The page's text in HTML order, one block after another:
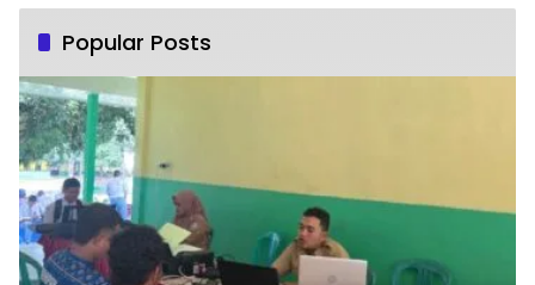
Popular Posts